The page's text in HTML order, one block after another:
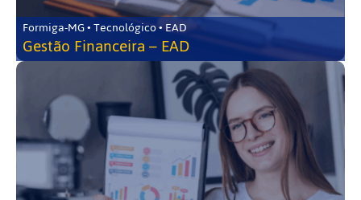
Formiga-MG • Tecnológico • EAD
Gestão Financeira – EAD